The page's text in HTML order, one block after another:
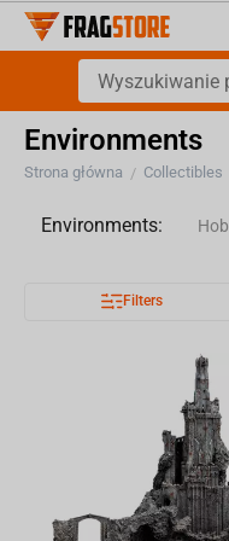
Environments
Strona główna / Collectibles
Environments:
Filters